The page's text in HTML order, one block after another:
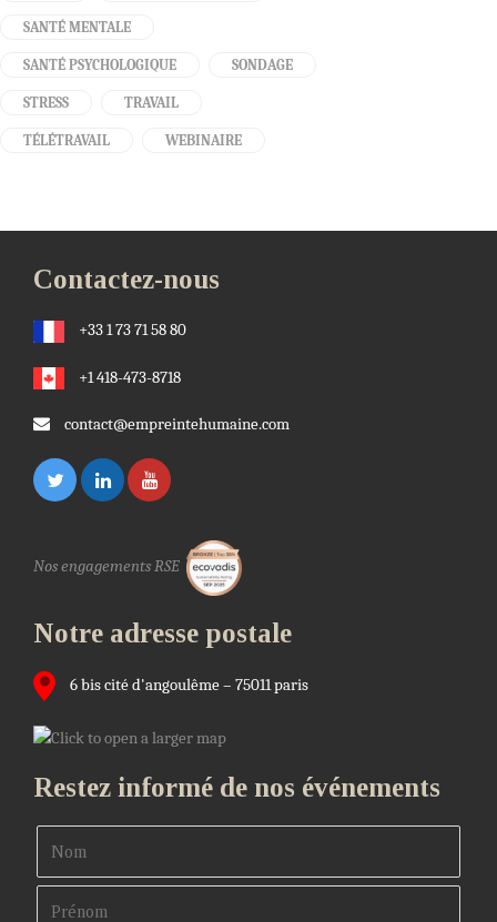
SANTÉ MENTALE
SANTÉ PSYCHOLOGIQUE SONDAGE
STRESS TRAVAIL
TÉLÉTRAVAIL WEBINAIRE
Contactez-nous
+33 1 73 71 58 80
+1 418-473-8718
contact@empreintehumaine.com
Nos engagements RSE
Notre adresse postale
6 bis cité d'angoulême – 75011 paris
Restez informé de nos événements